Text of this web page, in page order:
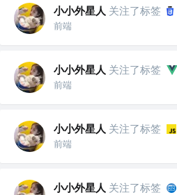
小小外星人 关注了标签
前端
小小外星人 关注了标签
前端
小小外星人 关注了标签
前端
小小外星人 关注了标签